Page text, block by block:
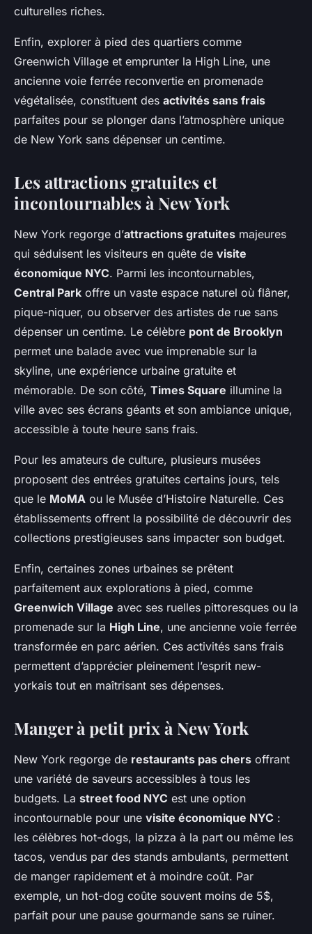
culturelles riches.
Enfin, explorer à pied des quartiers comme
Greenwich Village et emprunter la High Line, une
ancienne voie ferrée reconvertie en promenade
végétalisée, constituent des activités sans frais
parfaites pour se plonger dans l’atmosphère unique
de New York sans dépenser un centime.
Les attractions gratuites et
incontournables à New York
New York regorge d’attractions gratuites majeures
qui séduisent les visiteurs en quête de visite
économique NYC. Parmi les incontournables,
Central Park offre un vaste espace naturel où flâner,
pique-niquer, ou observer des artistes de rue sans
dépenser un centime. Le célèbre pont de Brooklyn
permet une balade avec vue imprenable sur la
skyline, une expérience urbaine gratuite et
mémorable. De son côté, Times Square illumine la
ville avec ses écrans géants et son ambiance unique,
accessible à toute heure sans frais.
Pour les amateurs de culture, plusieurs musées
proposent des entrées gratuites certains jours, tels
que le MoMA ou le Musée d’Histoire Naturelle. Ces
établissements offrent la possibilité de découvrir des
collections prestigieuses sans impacter son budget.
Enfin, certaines zones urbaines se prêtent
parfaitement aux explorations à pied, comme
Greenwich Village avec ses ruelles pittoresques ou la
promenade sur la High Line, une ancienne voie ferrée
transformée en parc aérien. Ces activités sans frais
permettent d’apprécier pleinement l’esprit new-
yorkais tout en maîtrisant ses dépenses.
Manger à petit prix à New York
New York regorge de restaurants pas chers offrant
une variété de saveurs accessibles à tous les
budgets. La street food NYC est une option
incontournable pour une visite économique NYC :
les célèbres hot-dogs, la pizza à la part ou même les
tacos, vendus par des stands ambulants, permettent
de manger rapidement et à moindre coût. Par
exemple, un hot-dog coûte souvent moins de 5$,
parfait pour une pause gourmande sans se ruiner.